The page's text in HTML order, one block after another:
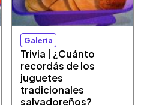
Galeria
Trivia | ¿Cuánto
recordás de los
juguetes
tradicionales
salvadoreños?